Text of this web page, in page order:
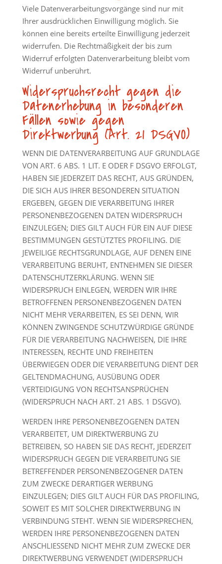
Viele Datenverarbeitungsvorgänge sind nur mit
Ihrer ausdrücklichen Einwilligung möglich. Sie
können eine bereits erteilte Einwilligung jederzeit
widerrufen. Die Rechtmäßigkeit der bis zum
Widerruf erfolgten Datenverarbeitung bleibt vom
Widerruf unberührt.
Widerspruchsrecht gegen die
Datenerhebung in besonderen
Fällen sowie gegen
Direktwerbung (Art. 21 DSGVO)
WENN DIE DATENVERARBEITUNG AUF GRUNDLAGE
VON ART. 6 ABS. 1 LIT. E ODER F DSGVO ERFOLGT,
HABEN SIE JEDERZEIT DAS RECHT, AUS GRÜNDEN,
DIE SICH AUS IHRER BESONDEREN SITUATION
ERGEBEN, GEGEN DIE VERARBEITUNG IHRER
PERSONENBEZOGENEN DATEN WIDERSPRUCH
EINZULEGEN; DIES GILT AUCH FÜR EIN AUF DIESE
BESTIMMUNGEN GESTÜTZTES PROFILING. DIE
JEWEILIGE RECHTSGRUNDLAGE, AUF DENEN EINE
VERARBEITUNG BERUHT, ENTNEHMEN SIE DIESER
DATENSCHUTZERKLÄRUNG. WENN SIE
WIDERSPRUCH EINLEGEN, WERDEN WIR IHRE
BETROFFENEN PERSONENBEZOGENEN DATEN
NICHT MEHR VERARBEITEN, ES SEI DENN, WIR
KÖNNEN ZWINGENDE SCHUTZWÜRDIGE GRÜNDE
FÜR DIE VERARBEITUNG NACHWEISEN, DIE IHRE
INTERESSEN, RECHTE UND FREIHEITEN
ÜBERWIEGEN ODER DIE VERARBEITUNG DIENT DER
GELTENDMACHUNG, AUSÜBUNG ODER
VERTEIDIGUNG VON RECHTSANSPRÜCHEN
(WIDERSPRUCH NACH ART. 21 ABS. 1 DSGVO).
WERDEN IHRE PERSONENBEZOGENEN DATEN
VERARBEITET, UM DIREKTWERBUNG ZU
BETREIBEN, SO HABEN SIE DAS RECHT, JEDERZEIT
WIDERSPRUCH GEGEN DIE VERARBEITUNG SIE
BETREFFENDER PERSONENBEZOGENER DATEN
ZUM ZWECKE DERARTIGER WERBUNG
EINZULEGEN; DIES GILT AUCH FÜR DAS PROFILING,
SOWEIT ES MIT SOLCHER DIREKTWERBUNG IN
VERBINDUNG STEHT. WENN SIE WIDERSPRECHEN,
WERDEN IHRE PERSONENBEZOGENEN DATEN
ANSCHLIESSEND NICHT MEHR ZUM ZWECKE DER
DIREKTWERBUNG VERWENDET (WIDERSPRUCH